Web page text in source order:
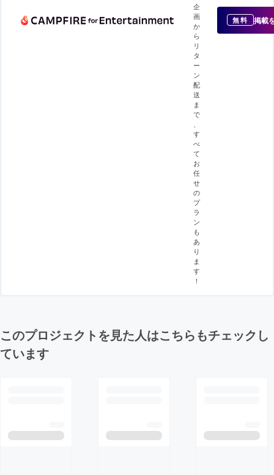
企
画
か
ら
リ
タ
ー
ン
配
送
ま
で
す
べ
て
お
任
せ
の
プ
ラ
ン
も
あ
り
ま
す
！
無料 掲載
このプロジェクトを見た人はこちらもチェックし
ています